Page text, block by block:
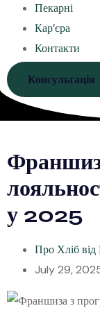
Пекарні
Кар’єра
Контакти
Консультація
у 2025
Про Хліб від
July 29,